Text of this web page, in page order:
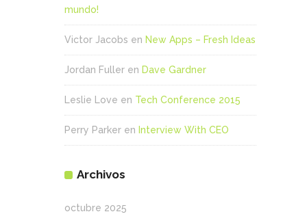
mundo!
Victor Jacobs en New Apps – Fresh Ideas
Jordan Fuller en Dave Gardner
Leslie Love en Tech Conference 2015
Perry Parker en Interview With CEO
Archivos
octubre 2025